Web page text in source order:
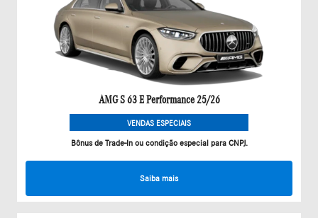
AMG S 63 E Performance 25/26
VENDAS ESPECIAIS
Bônus de Trade-In ou condição especial para CNPJ.
Saiba mais